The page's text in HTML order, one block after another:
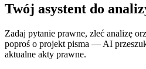
Twój asystent do
Zadaj pytanie prawne, zleć analizę
poproś o projekt pisma — AI
aktualne akty prawne.